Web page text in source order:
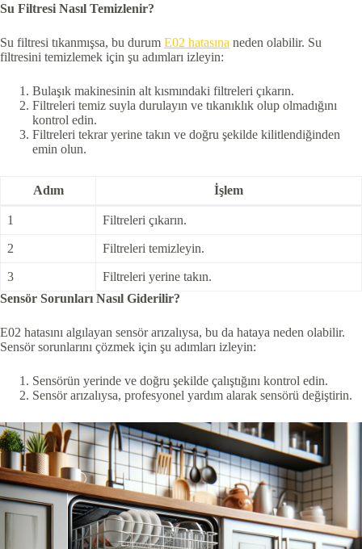
Su Filtresi Nasıl Temizlenir?
Su filtresi tıkanmışsa, bu durum E02 hatasına neden olabilir. Su
filtresini temizlemek için şu adımları izleyin:
Bulaşık makinesinin alt kısmındaki filtreleri çıkarın.
Filtreleri temiz suyla durulayın ve tıkanıklık olup olmadığını
kontrol edin.
Filtreleri tekrar yerine takın ve doğru şekilde kilitlendiğinden
emin olun.
Adım İşlem
1 Filtreleri çıkarın.
2 Filtreleri temizleyin.
3
Filtreleri yerine takın.
Sensör Sorunları Nasıl Giderilir?
E02 hatasını algılayan sensör arızalıysa, bu da hataya neden olabilir.
Sensör sorunlarını çözmek için şu adımları izleyin:
Sensörün yerinde ve doğru şekilde çalıştığını kontrol edin.
Sensör arızalıysa, profesyonel yardım alarak sensörü değiştirin.